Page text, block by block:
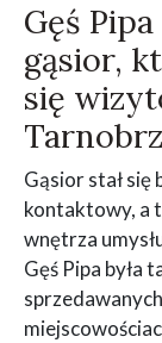
Gęś
gąsior,
się
Gąsior stał się
kontaktowy, a
wnętrza
Gęś Pipa była